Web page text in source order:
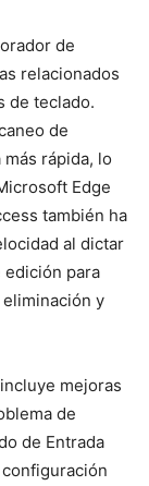
de
relacionados
de teclado.
de
rápida, lo
Edge
también ha
al dictar
para
y
mejoras
de
de Entrada